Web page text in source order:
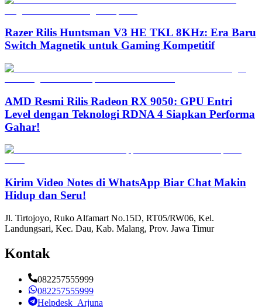
Razer Rilis Huntsman V3 HE TKL 8KHz: Era Baru
Switch Magnetik untuk Gaming Kompetitif
AMD Resmi Rilis Radeon RX 9050: GPU Entri
Level dengan Teknologi RDNA 4 Siapkan Performa
Gahar!
Kirim Video Notes di WhatsApp Biar Chat Makin
Hidup dan Seru!
Jl. Tirtojoyo, Ruko Alfamart No.15D, RT05/RW06, Kel.
Landungsari, Kec. Dau, Kab. Malang, Prov. Jawa Timur
Kontak
082257555999
082257555999
Helpdesk_Arjuna